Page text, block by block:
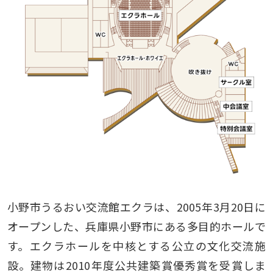
小野市うるおい交流館エクラは、2005年3月20日に
オープンした、兵庫県小野市にある多目的ホールで
す。エクラホールを中核とする公立の文化交流施
設。建物は2010年度公共建築賞優秀賞を受賞しま